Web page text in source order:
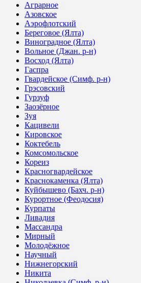
Аграрное
Азовское
Аэрофлотский
Береговое (Ялта)
Виноградное (Ялта)
Вольное (Джан. р-н)
Восход (Ялта)
Гаспра
Гвардейское (Симф. р-н)
Грэсовский
Гурзуф
Заозёрное
Зуя
Кацивели
Кировское
Коктебель
Комсомольское
Кореиз
Красногвардейское
Краснокаменка (Ялта)
Куйбышево (Бахч. р-н)
Курортное (Феодосия)
Курпаты
Ливадия
Массандра
Мирный
Молодёжное
Научный
Нижнегорский
Никита